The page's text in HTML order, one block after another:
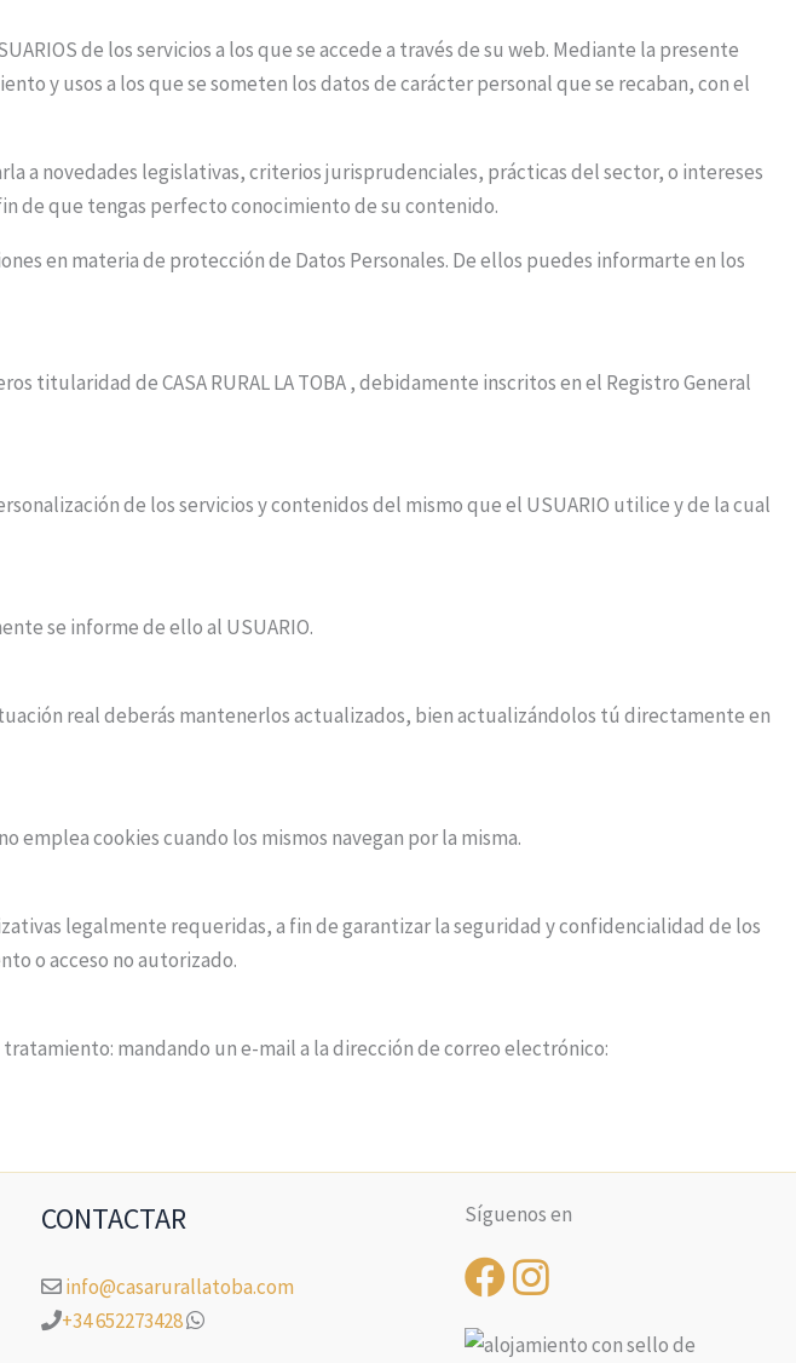
de los servicios a los que se accede a través de su web. Mediante la presente
y usos a los que se someten los datos de carácter personal que se recaban, con el
a novedades legislativas, criterios jurisprudenciales, prácticas del sector, o intereses
de que tengas perfecto conocimiento de su contenido.
en materia de protección de Datos Personales. De ellos puedes informarte en los
titularidad de CASA RURAL LA TOBA , debidamente inscritos en el Registro General
de los servicios y contenidos del mismo que el USUARIO utilice y de la cual
se informe de ello al USUARIO.
real deberás mantenerlos actualizados, bien actualizándolos tú directamente en
cookies cuando los mismos navegan por la misma.
legalmente requeridas, a fin de garantizar la seguridad y confidencialidad de los
o acceso no autorizado.
mandando un e-mail a la dirección de correo electrónico:
CONTACTAR
info@casarurallatoba.com
+34 652273428
Síguenos en